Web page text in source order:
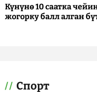
Күнүнө 10 саатка
жогорку балл алган
Спорт